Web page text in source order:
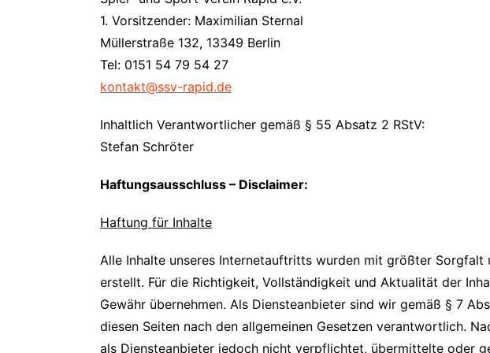
1. Vorsitzender: Maximilian Sternal
Müllerstraße 132, 13349 Berlin
Tel: 0151 54 79 54 27
kontakt@ssv-rapid.de
Inhaltlich Verantwortlicher gemäß § 55 Absatz 2 RStV:
Stefan Schröter
Haftungsausschluss – Disclaimer:
Haftung für Inhalte
Alle Inhalte unseres Internetauftritts wurden mit größter Sorgfalt
erstellt. Für die Richtigkeit, Vollständigkeit und Aktualität der
Gewähr übernehmen. Als Diensteanbieter sind wir gemäß § 7
diesen Seiten nach den allgemeinen Gesetzen verantwortlich.
als Diensteanbieter jedoch nicht verpflichtet, übermittelte oder